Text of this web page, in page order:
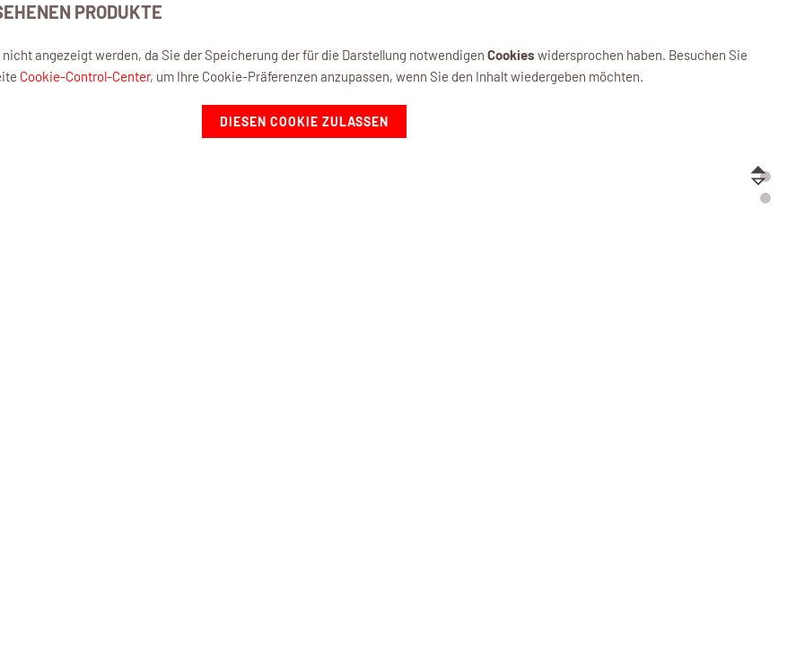
PRODUKTE
angezeigt werden, da Sie der Speicherung der für die Darstellung notwendigen Cookies widersprochen haben. Besuchen Sie
Cookie-Control-Center, um Ihre Cookie-Präferenzen anzupassen, wenn Sie den Inhalt wiedergeben möchten.
DIESEN COOKIE ZULASSEN